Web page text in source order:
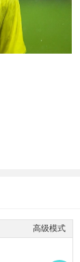
高级模式